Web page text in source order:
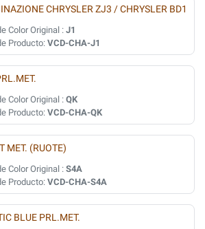
CHRYSLER ZJ3 / CHRYSLER BD1
Color Original : J1
Producto: VCD-CHA-J1
Color Original : QK
Producto: VCD-CHA-QK
MET. (RUOTE)
Color Original : S4A
Producto: VCD-CHA-S4A
BLUE PRL.MET.